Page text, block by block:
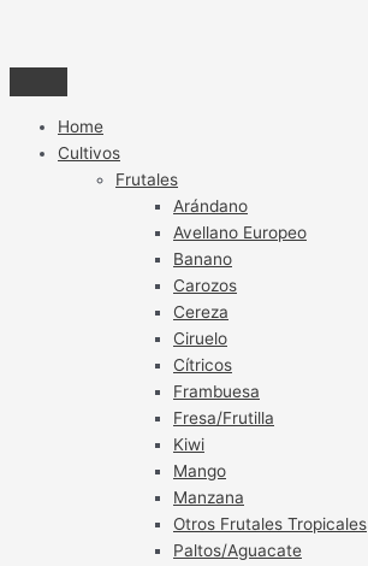
Home
Cultivos
Frutales
Arándano
Avellano Europeo
Banano
Carozos
Cereza
Ciruelo
Cítricos
Frambuesa
Fresa/Frutilla
Kiwi
Mango
Manzana
Otros Frutales Tropicales
Paltos/Aguacate